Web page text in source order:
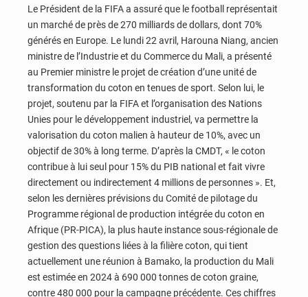
Le Président de la FIFA a assuré que le football représentait
un marché de près de 270 milliards de dollars, dont 70%
générés en Europe. Le lundi 22 avril, Harouna Niang, ancien
ministre de l’Industrie et du Commerce du Mali, a présenté
au Premier ministre le projet de création d’une unité de
transformation du coton en tenues de sport. Selon lui, le
projet, soutenu par la FIFA et l’organisation des Nations
Unies pour le développement industriel, va permettre la
valorisation du coton malien à hauteur de 10%, avec un
objectif de 30% à long terme. D’après la CMDT, « le coton
contribue à lui seul pour 15% du PIB national et fait vivre
directement ou indirectement 4 millions de personnes ». Et,
selon les dernières prévisions du Comité de pilotage du
Programme régional de production intégrée du coton en
Afrique (PR-PICA), la plus haute instance sous-régionale de
gestion des questions liées à la filière coton, qui tient
actuellement une réunion à Bamako, la production du Mali
est estimée en 2024 à 690 000 tonnes de coton graine,
contre 480 000 pour la campagne précédente. Ces chiffres